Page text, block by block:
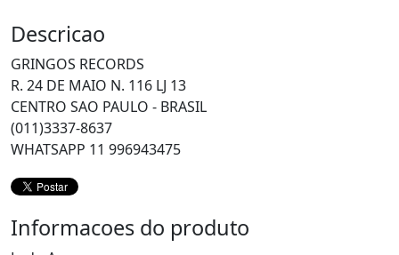
Descricao
GRINGOS RECORDS
R. 24 DE MAIO N. 116 LJ 13
CENTRO SAO PAULO - BRASIL
(011)3337-8637
WHATSAPP 11 996943475
Informacoes do produto